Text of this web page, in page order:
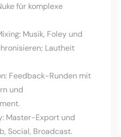
für komplexe
Musik, Foley und
Lautheit
Feedback-Runden mit
und
Master-Export und
Social, Broadcast.